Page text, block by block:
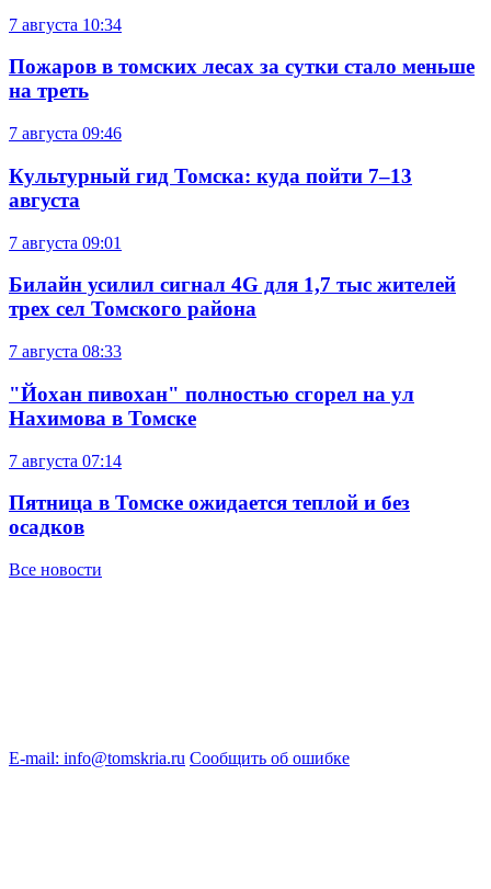
7 августа 10:34
Пожаров в томских лесах за сутки стало меньше
на треть
7 августа 09:46
Культурный гид Томска: куда пойти 7–13
августа
7 августа 09:01
Билайн усилил сигнал 4G для 1,7 тыс жителей
трех сел Томского района
7 августа 08:33
"Йохан пивохан" полностью сгорел на ул
Нахимова в Томске
7 августа 07:14
Пятница в Томске ожидается теплой и без
осадков
Все новости
E-mail: info@tomskria.ru Сообщить об ошибке